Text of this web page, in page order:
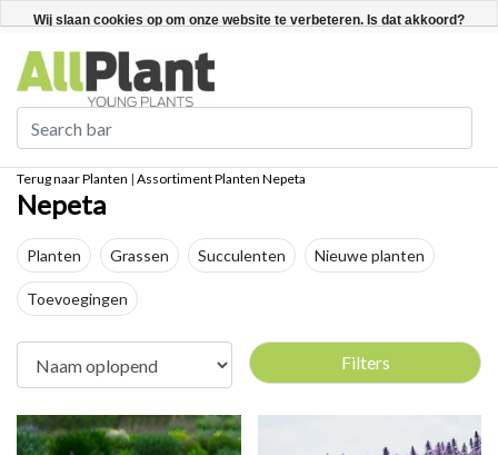
Registreren / Inloggen Nederlands
Terug naar Planten | AssortimentPlanten Nepeta
Nepeta
Planten Grassen Succulenten Nieuwe planten
Toevoegingen
Filters
Wij slaan cookies op om onze website te verbeteren. Is dat akkoord?